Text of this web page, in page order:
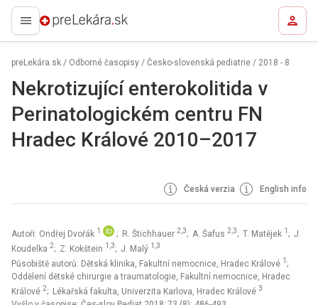
preLekára.sk
preLekára.sk / Odborné časopisy / Česko-slovenská pediatrie / 2018 - 8
Nekrotizující enterokolitida v
Perinatologickém centru FN
Hradec Králové 2010–2017
Česká verzia English info
Autoři: Ondřej Dvořák 1 ; R. Štichhauer 2,3; A. Šafus 2,3; T. Matějek 1 ; J.
Koudelka 2; Z. Kokštein 1,3; J. Malý 1,3
Působiště autorů: Dětská klinika, Fakultní nemocnice, Hradec Králové 1 ;
Oddělení dětské chirurgie a traumatologie, Fakultní nemocnice, Hradec
Králové 2; Lékařská fakulta, Univerzita Karlova, Hradec Králové 3